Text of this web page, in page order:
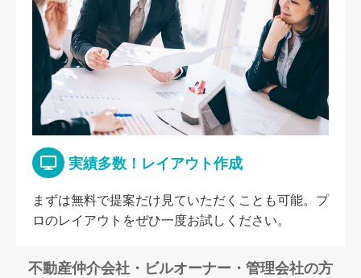
実績多数！レイアウト作成
まずは無料で提案だけ見ていただくことも可能。プ
ロのレイアウトをぜひ一度お試しください。
不動産仲介会社・ビルオーナー・管理会社の方